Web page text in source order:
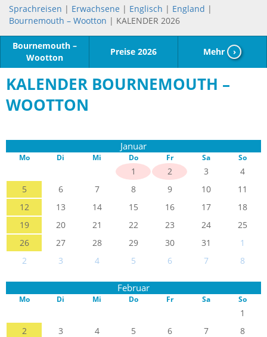
Sprachreisen | Erwachsene | Englisch | England |
Bournemouth – Wootton | KALENDER 2026
Bournemouth –
Wootton
Preise 2026 Mehr ›
KALENDER BOURNEMOUTH –
WOOTTON
Januar
Mo Di Mi Do Fr Sa So
1 2 3
4
5
6 7 8 9 10
11
12
13 14 15 16 17
18
19
20 21 22 23 24
25
26
27 28 29 30 31
1
2
3 4 5 6 7 8
Februar
Mo Di Mi Do Fr Sa So
1
2
3 4 5 6 7
8